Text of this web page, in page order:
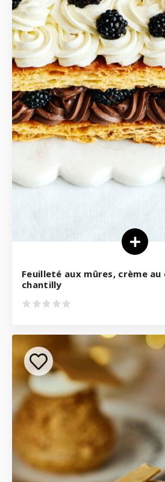
Feuilleté aux mûres, crème
chantilly